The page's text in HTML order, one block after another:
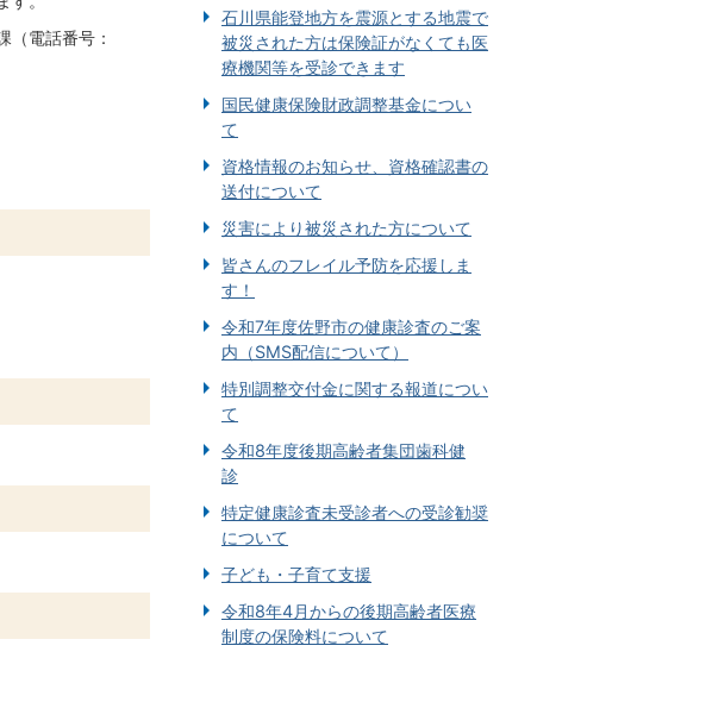
（電話番号：
石川県能登地方を震源とする地震で
被災された方は保険証がなくても医
療機関等を受診できます
国民健康保険財政調整基金につい
て
資格情報のお知らせ、資格確認書の
送付について
災害により被災された方について
皆さんのフレイル予防を応援しま
す！
令和7年度佐野市の健康診査のご案
内（SMS配信について）
特別調整交付金に関する報道につい
て
令和8年度後期高齢者集団歯科健
診
特定健康診査未受診者への受診勧奨
について
子ども・子育て支援
令和8年4月からの後期高齢者医療
制度の保険料について